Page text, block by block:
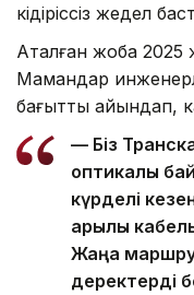
кідіріссіз жедел
Аталған жоба 2025
Мамандар
бағытты айқындап,
— Біз
оптикалық
күрделі
арқылы
Жаңа
деректерді